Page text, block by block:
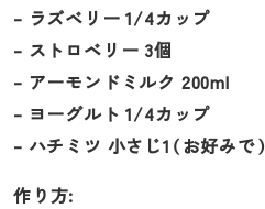
– ラズベリー 1/4カップ
– ストロベリー 3個
– アーモンドミルク 200ml
– ヨーグルト 1/4カップ
– ハチミツ 小さじ1（お好みで）
作り方: